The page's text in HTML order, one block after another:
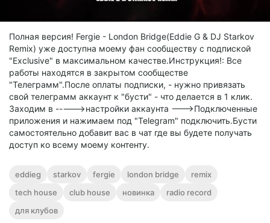
Полная версия! Fergie - London Bridge(Eddie G & DJ Starkov
Remix) уже доступна моему фан сообществу с подпиской
"Exclusive" в максимальном качестве.Инструкция!: Все
работы находятся в закрытом сообществе
"Телеграмм".После оплаты подписки, - нужно привязать
свой телеграмм аккаунт к "бусти" - что делается в 1 клик.
Заходим в ----->настройки аккаунта --->Подключенные
приложения и нажимаем под "Telegram" подключить.Бусти
самостоятельно добавит вас в чат где вы будете получать
доступ ко всему моему контенту.
eddieg starkov fergie london bridge
remix
tech house
club house новинка
radio record
для клубов